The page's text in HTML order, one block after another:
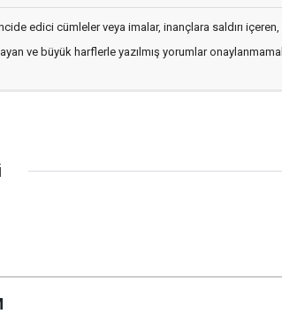
edici cümleler veya imalar, inançlara saldırı içeren,
ve büyük harflerle yazılmış yorumlar